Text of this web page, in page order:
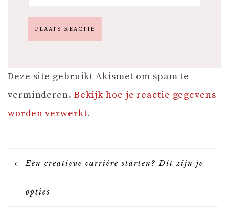
Deze site gebruikt Akismet om spam te
verminderen. Bekijk hoe je reactie gegevens
worden verwerkt.
B Een creatieve carrière starten? Dit zijn je
opties